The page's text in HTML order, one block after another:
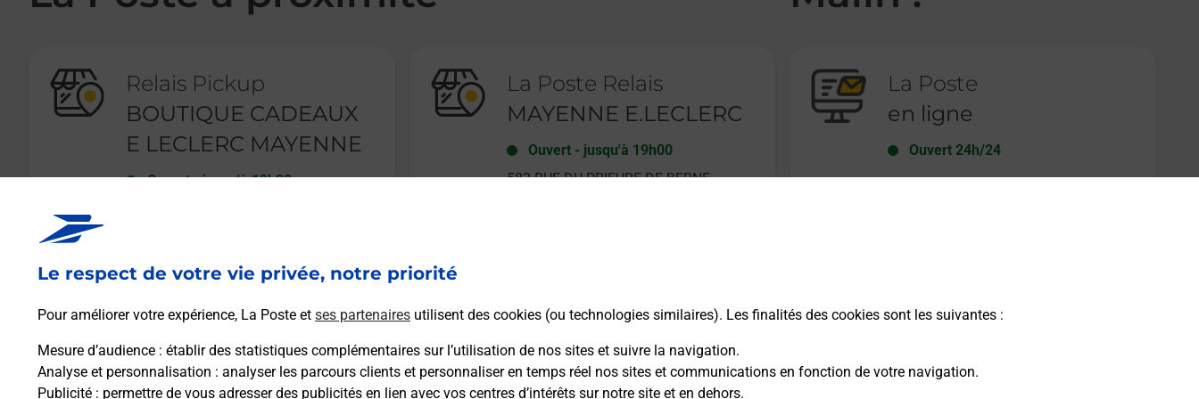
Le respect de votre vie privée, notre priorité
Pour améliorer votre expérience, La Poste et ses partenaires utilisent des cookies (ou technologies similaires). Les finalités des cookies sont les suivantes :
Mesure d’audience : établir des statistiques complémentaires sur l’utilisation de nos sites et suivre la navigation.
Analyse et personnalisation : analyser les parcours clients et personnaliser en temps réel nos sites et communications en fonction de votre navigation.
Publicité : permettre de vous adresser des publicités en lien avec vos centres d’intérêts sur notre site et en dehors.
Relais Pickup
BOUTIQUE CADEAUX
E LECLERC MAYENNE
Ouvert-jusqu'à 19h30
En savoir plus
La Poste Relais
MAYENNE E.LECLERC
Ouvert- jusqu'à 19h00
582 RUE DU PRIEURE DE BERNE
La Poste
en ligne
Ouvert 24h/24